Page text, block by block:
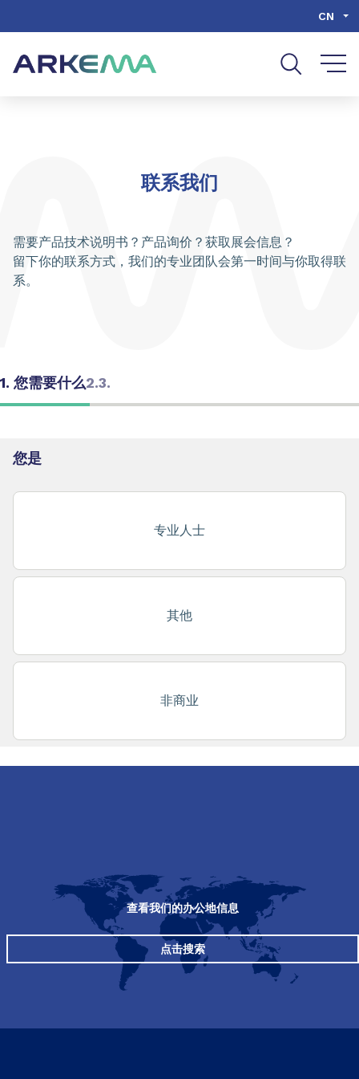
CN
联系我们
需要产品技术说明书？产品询价？获取展会信息？
留下你的联系方式，我们的专业团队会第一时间与你取得联
系。
1. 您需要什么2.3.
您是
专业人士
其他
非商业
查看我们的办公地信息
点击搜索